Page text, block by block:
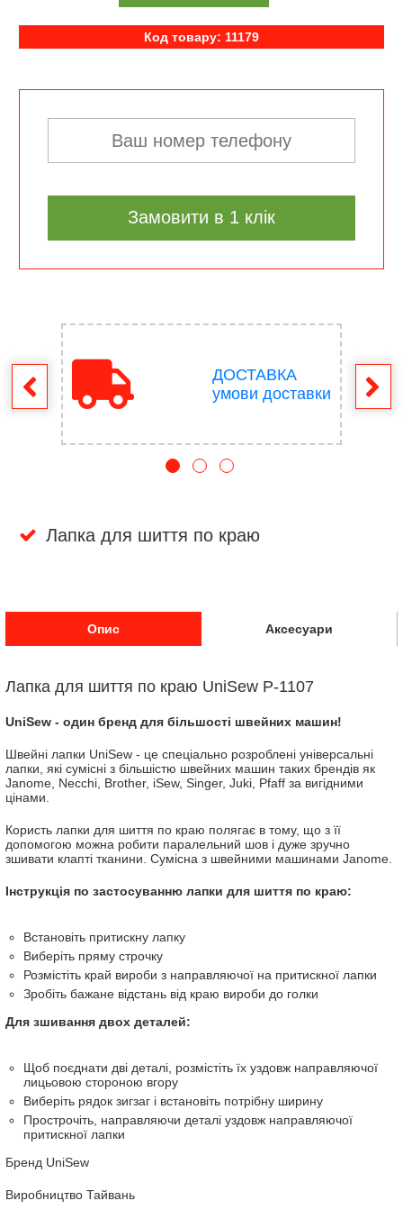
Код товару: 11179
Замовити в 1 клік
ДОСТАВКА
умови доставки
Лапка для шиття по краю
Опис Аксесуари
Лапка для шиття по краю UniSew P-1107
UniSew - один бренд для більшості швейних машин!
Швейні лапки UniSew - це спеціально розроблені універсальні
лапки, які сумісні з більшістю швейних машин таких брендів як
Janome, Necchi, Brother, iSew, Singer, Juki, Pfaff за вигідними
цінами.
Користь лапки для шиття по краю полягає в тому, що з її
допомогою можна робити паралельний шов і дуже зручно
зшивати клапті тканини. Сумісна з швейними машинами Janome.
Інструкція по застосуванню лапки для шиття по краю:
Встановіть притискну лапку
Виберіть пряму строчку
Розмістіть край вироби з направляючої на притискної лапки
Зробіть бажане відстань від краю вироби до голки
Для зшивання двох деталей:
Щоб поєднати дві деталі, розмістіть їх уздовж направляючої
лицьовою стороною вгору
Виберіть рядок зигзаг і встановіть потрібну ширину
Прострочіть, направляючи деталі уздовж направляючої
притискної лапки
Бренд UniSew
Виробництво Тайвань